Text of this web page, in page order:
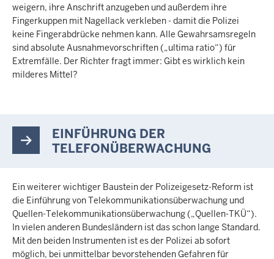
weigern, ihre Anschrift anzugeben und außerdem ihre
Fingerkuppen mit Nagellack verkleben - damit die Polizei
keine Fingerabdrücke nehmen kann. Alle Gewahrsamsregeln
sind absolute Ausnahmevorschriften („ultima ratio“) für
Extremfälle. Der Richter fragt immer: Gibt es wirklich kein
milderes Mittel?
EINFÜHRUNG DER
TELEFONÜBERWACHUNG
Ein weiterer wichtiger Baustein der Polizeigesetz-Reform ist
die Einführung von Telekommunikationsüberwachung und
Quellen-Telekommunikationsüberwachung („Quellen-TKÜ“).
In vielen anderen Bundesländern ist das schon lange Standard.
Mit den beiden Instrumenten ist es der Polizei ab sofort
möglich, bei unmittelbar bevorstehenden Gefahren für